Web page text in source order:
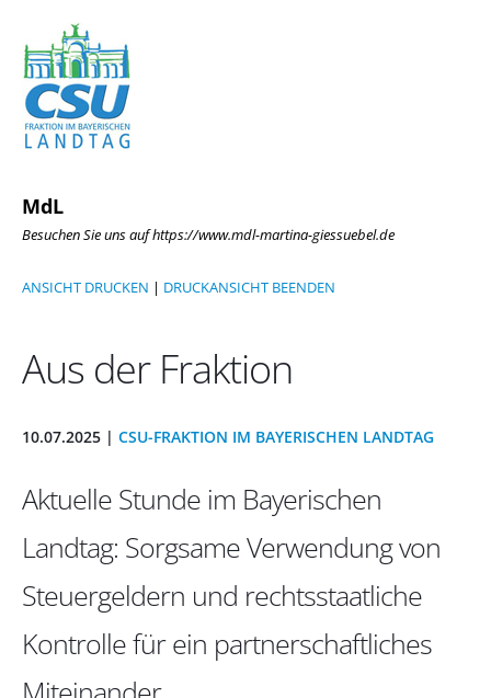
MdL
Besuchen Sie uns auf https://www.mdl-martina-giessuebel.de
ANSICHT DRUCKEN | DRUCKANSICHT BEENDEN
Aus der Fraktion
10.07.2025 | CSU-FRAKTION IM BAYERISCHEN LANDTAG
Aktuelle Stunde im Bayerischen
Landtag: Sorgsame Verwendung von
Steuergeldern und rechtsstaatliche
Kontrolle für ein partnerschaftliches